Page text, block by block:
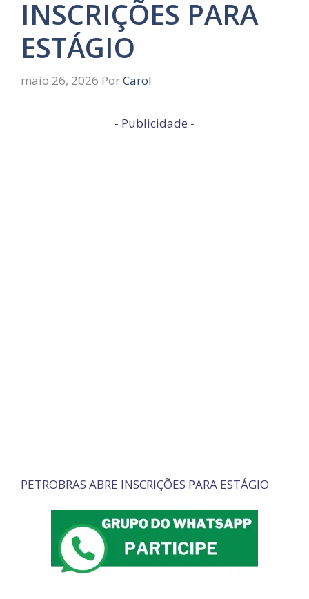
INSCRIÇÕES PARA
ESTÁGIO
maio 26, 2026 PorCarol
- Publicidade -
PETROBRAS ABRE INSCRIÇÕES PARA ESTÁGIO